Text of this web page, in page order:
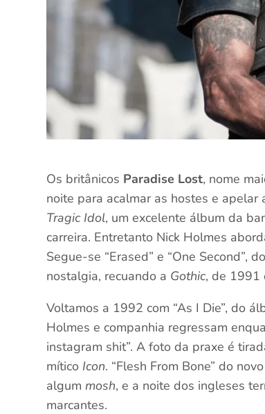
Os britânicos Paradise Lost, nome
noite para acalmar as hostes e apelar
Tragic Idol, um excelente álbum da
carreira. Entretanto Nick Holmes
Segue-se “Erased” e “One Second”,
nostalgia, recuando a Gothic, de 1991
Voltamos a 1992 com “As I Die”, do
Holmes e companhia regressam
instagram shit”. A foto da praxe é
mítico Icon. “Flesh From Bone” do
algum mosh, e a noite dos ingleses
marcantes.